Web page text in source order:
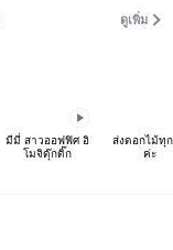
ดูเพิ่ม
มีมี่ สาวออฟฟิศ อิ
โมจิดุ๊กดิ๊ก
ส่งดอกไม้ทุ
ค่ะ